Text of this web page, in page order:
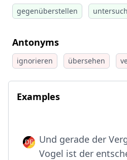
gegenüberstellen
Antonyms
ignorieren übersehen
Examples
Und gerade der
Vogel ist der